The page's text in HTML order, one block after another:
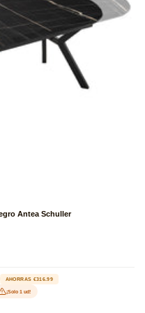
Antea Schuller
AHORRAS €316.99
¡Solo 1 ud!